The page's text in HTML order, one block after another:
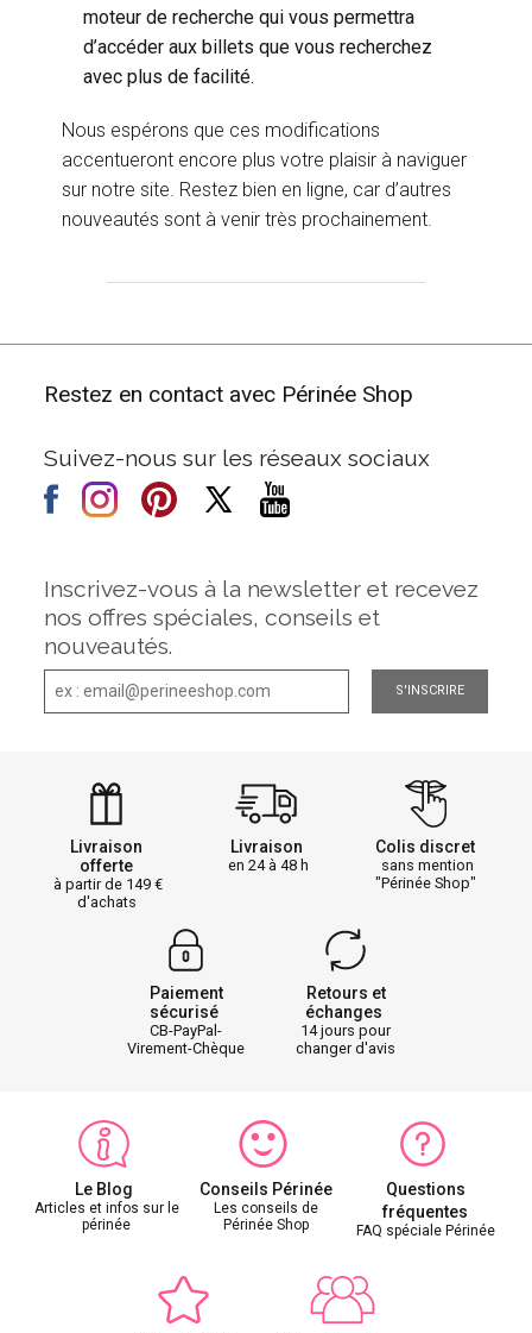
moteur de recherche qui vous permettra
d’accéder aux billets que vous recherchez
avec plus de facilité.
Nous espérons que ces modifications
accentueront encore plus votre plaisir à naviguer
sur notre site. Restez bien en ligne, car d’autres
nouveautés sont à venir très prochainement.
Restez en contact avec Périnée Shop
Suivez-nous sur les réseaux sociaux
Inscrivez-vous à la newsletter et recevez
nos offres spéciales, conseils et
nouveautés.
S'INSCRIRE
Livraison
offerte
à partir de 149
d'achats
Livraison
en 24 à 48 h
Colis discret
sans mention
"Périnée Shop"
Paiement
sécurisé
CB-PayPal-
Virement-Chèque
Retours et
échanges
14 jours pour
changer d'avis
Le Blog
Articles et infos sur le
périnée
Conseils Périnée
Les conseils de
Périnée Shop
Questions
fréquentes
FAQ spéciale Périnée